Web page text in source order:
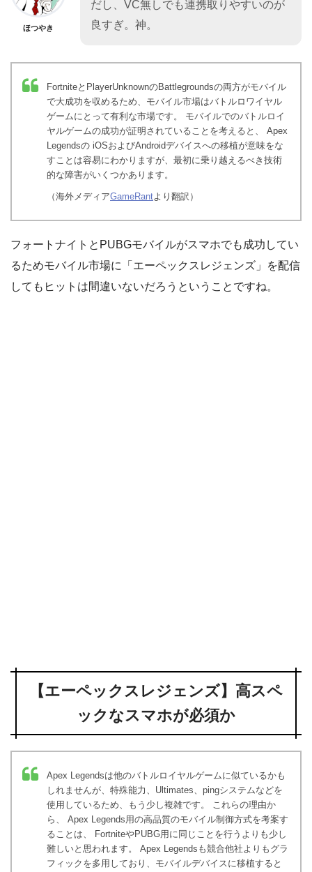
ほつやき
だし、VC無しでも連携取りやすいのが
良すぎ。神。
FortniteとPlayerUnknownのBattlegroundsの両方がモバイル
で大成功を収めるため、モバイル市場はバトルロワイヤル
ゲームにとって有利な市場です。 モバイルでのバトルロイ
ヤルゲームの成功が証明されていることを考えると、 Apex
Legendsの iOSおよびAndroidデバイスへの移植が意味をな
すことは容易にわかりますが、最初に乗り越えるべき技術
的な障害がいくつかあります。
（海外メディアGameRantより翻訳）
フォートナイトとPUBGモバイルがスマホでも成功してい
るためモバイル市場に「エーペックスレジェンズ」を配信
してもヒットは間違いないだろうということですね。
【エーペックスレジェンズ】高スペ
ックなスマホが必須か
Apex Legendsは他のバトルロイヤルゲームに似ているかも
しれませんが、特殊能力、Ultimates、pingシステムなどを
使用しているため、もう少し複雑です。 これらの理由か
ら、 Apex Legends用の高品質のモバイル制御方式を考案す
ることは、 FortniteやPUBG用に同じことを行うよりも少し
難しいと思われます。 Apex Legendsも競合他社よりもグラ
フィックを多用しており、モバイルデバイスに移植すると